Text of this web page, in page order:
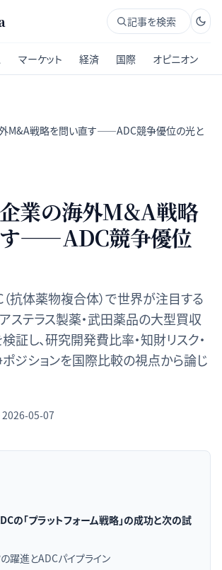
記事を検索
マーケット 経済 国際 オピニオン
M&A戦略を問い直す——ADC競争優位の光と
業の海外M&A戦略
す——ADC競争優位
抗体薬物複合体）で世界が注目する
ステラス製薬・武田薬品の大型買収
証し、研究開発費比率・知財リスク・
ジションを国際比較の視点から論じ
2026-05-07
「プラットフォーム戦略」の成功と次の試
躍進とADCパイプライン